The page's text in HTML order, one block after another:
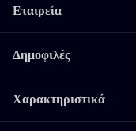
Εταιρεία
Δημοφιλές
Χαρακτηριστικά